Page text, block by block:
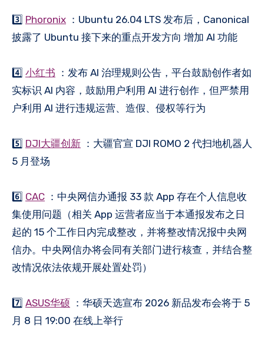
3️⃣ Phoronix ：Ubuntu 26.04 LTS 发布后，Canonical
披露了 Ubuntu 接下来的重点开发方向 增加 AI 功能
4️⃣ 小红书 ：发布 AI 治理规则公告，平台鼓励创作者如
实标识 AI 内容，鼓励用户利用 AI 进行创作，但严禁用
户利用 AI 进行违规运营、造假、侵权等行为
5️⃣ DJI大疆创新 ：大疆官宣 DJI ROMO 2 代扫地机器人
5 月登场
6️⃣ CAC ：中央网信办通报 33 款 App 存在个人信息收
集使用问题（相关 App 运营者应当于本通报发布之日
起的 15 个工作日内完成整改，并将整改情况报中央网
信办。中央网信办将会同有关部门进行核查，并结合整
改情况依法依规开展处置处罚）
7️⃣ ASUS华硕 ：华硕天选宣布 2026 新品发布会将于 5
月 8 日 19:00 在线上举行